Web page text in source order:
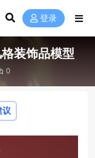
登录
装饰品模型
0
议